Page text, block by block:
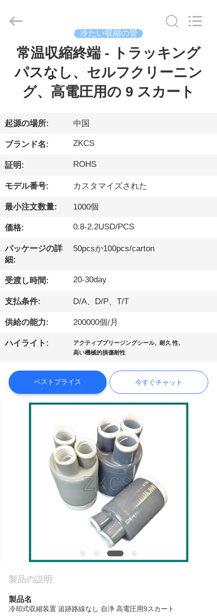
ビ
デ
私
た
ち
い
て
場
い
合
2021
INDUSTRIAL
Rights
冷たい収縮の管
常温収縮終端 - トラッキング
パスなし、セルフクリーニン
グ、高電圧用の 9 スカート
起源の場所: 中国
ブランド名: ZKCS
証明: ROHS
モデル番号: カスタマイズされた
最小注文数量: 1000個
価格: 0.8-2.2USD/PCS
パッケージの詳
細:
50pcsか100pcs/carton
受渡し時間: 20-30day
支払条件: D/A、D/P、T/T
供給の能力: 200000個/月
ハイライト: アクティブブリージングシール,耐久 性,
高い機械的損傷耐性
ベストプライス 今すぐチャット
製品の説明
製品名
冷却式収縮装置 追跡路線なし 自浄 高電圧用9スカート